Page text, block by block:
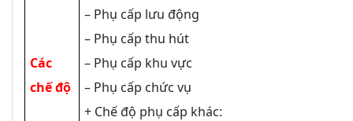
Các
chế độ
– Phụ cấp lưu động
– Phụ cấp thu hút
– Phụ cấp khu vực
– Phụ cấp chức vụ
+ Chế độ phụ cấp khác: